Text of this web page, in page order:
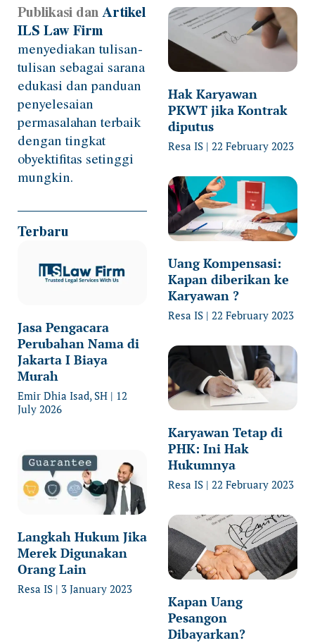
Publikasi danArtikel
ILS Law Firm
menyediakan tulisan-
tulisan sebagai sarana
edukasi dan panduan
penyelesaian
permasalahan terbaik
dengan tingkat
obyektifitas setinggi
mungkin.
Terbaru
Jasa Pengacara
Perubahan Nama di
Jakarta I Biaya
Murah
Emir Dhia Isad, SH
12
July 2026
Langkah Hukum Jika
Merek Digunakan
Orang Lain
Resa IS 3 January 2023
Hak Karyawan
PKWT jika Kontrak
diputus
Resa IS 22 February 2023
Uang Kompensasi:
Kapan diberikan ke
Karyawan ?
Resa IS 22 February 2023
Karyawan Tetap di
PHK: Ini Hak
Hukumnya
Resa IS 22 February 2023
Kapan Uang
Pesangon
Dibayarkan?
Page Page PagePage